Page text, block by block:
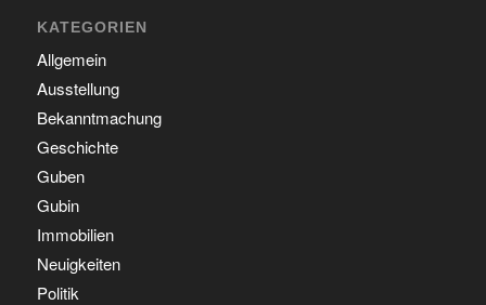
KATEGORIEN
Allgemein
Ausstellung
Bekanntmachung
Geschichte
Guben
Gubin
Immobilien
Neuigkeiten
Politik